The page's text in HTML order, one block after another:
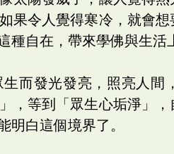
果令人覺得寒冷，就會
自在，帶來學佛與生活
而發光發亮，照亮人間
，等到「眾生心垢淨」
明白這個境界了。